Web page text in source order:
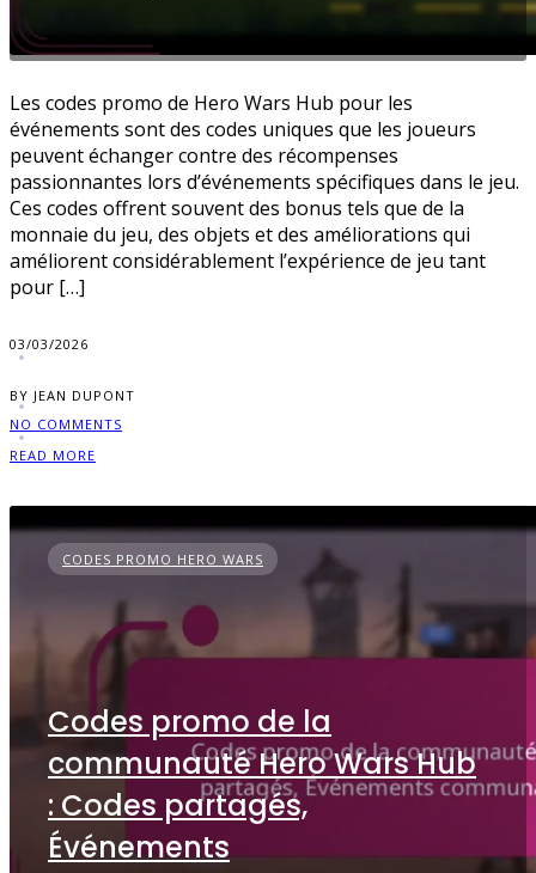
Les codes promo de Hero Wars Hub pour les
événements sont des codes uniques que les joueurs
peuvent échanger contre des récompenses
passionnantes lors d’événements spécifiques dans le jeu.
Ces codes offrent souvent des bonus tels que de la
monnaie du jeu, des objets et des améliorations qui
améliorent considérablement l’expérience de jeu tant
pour […]
03/03/2026
BY JEAN DUPONT
NO COMMENTS
READ MORE
CODES PROMO HERO WARS
Codes promo de la
communauté Hero Wars Hub
: Codes partagés,
Événements